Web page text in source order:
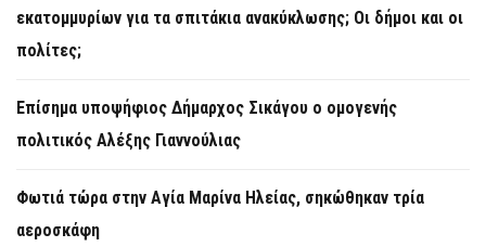
εκατομμυρίων για τα σπιτάκια ανακύκλωσης; Οι δήμοι και οι
πολίτες;
Επίσημα υποψήφιος Δήμαρχος Σικάγου ο ομογενής
πολιτικός Αλέξης Γιαννούλιας
Φωτιά τώρα στην Aγία Μαρίνα Ηλείας, σηκώθηκαν τρία
αεροσκάφη